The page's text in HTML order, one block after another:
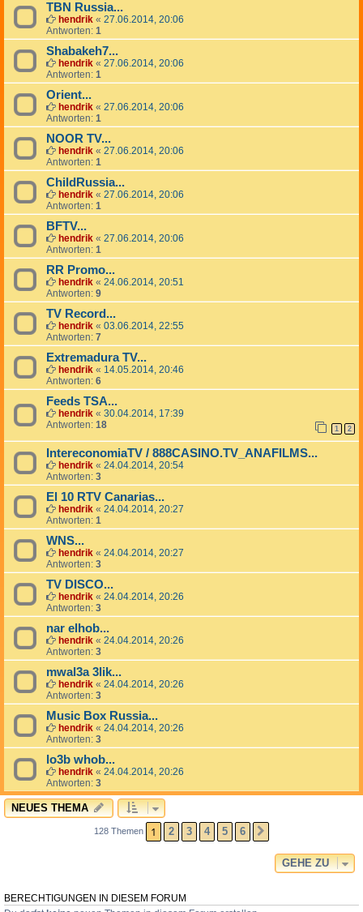
TBN Russia...
hendrik « 27.06.2014, 20:06
Antworten: 1
Shabakeh7...
hendrik « 27.06.2014, 20:06
Antworten: 1
Orient...
hendrik « 27.06.2014, 20:06
Antworten: 1
NOOR TV...
hendrik « 27.06.2014, 20:06
Antworten: 1
ChildRussia...
hendrik « 27.06.2014, 20:06
Antworten: 1
BFTV...
hendrik « 27.06.2014, 20:06
Antworten: 1
RR Promo...
hendrik « 24.06.2014, 20:51
Antworten: 9
TV Record...
hendrik « 03.06.2014, 22:55
Antworten: 7
Extremadura TV...
hendrik « 14.05.2014, 20:46
Antworten: 6
Feeds TSA...
hendrik « 30.04.2014, 17:39
Antworten: 18 1 2
IntereconomiaTV / 888CASINO.TV_ANAFILMS...
hendrik « 24.04.2014, 20:54
Antworten: 3
El 10 RTV Canarias...
hendrik « 24.04.2014, 20:27
Antworten: 1
WNS...
hendrik « 24.04.2014, 20:27
Antworten: 3
TV DISCO...
hendrik « 24.04.2014, 20:26
Antworten: 3
nar elhob...
hendrik « 24.04.2014, 20:26
Antworten: 3
mwal3a 3lik...
hendrik « 24.04.2014, 20:26
Antworten: 3
Music Box Russia...
hendrik « 24.04.2014, 20:26
Antworten: 3
lo3b whob...
hendrik « 24.04.2014, 20:26
Antworten: 3
NEUES THEMA
128 Themen 1 2 3 4 5 6
GEHE ZU
BERECHTIGUNGEN IN DIESEM FORUM